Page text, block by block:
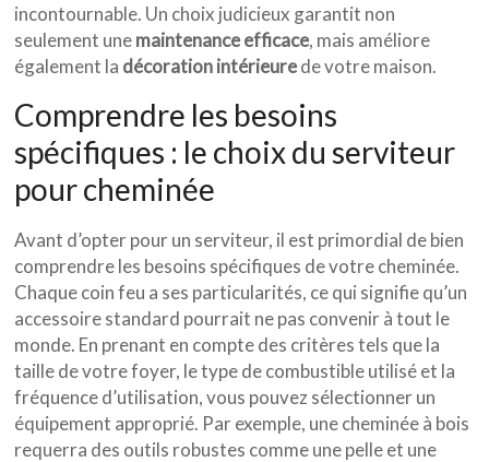
incontournable. Un choix judicieux garantit non
seulement unemaintenance efficace, mais améliore
également la décoration intérieurede votre maison.
Comprendre les besoins
spécifiques : le choix du serviteur
pour cheminée
Avant d’opter pour un serviteur, il est primordial de bien
comprendre les besoins spécifiques de votre cheminée.
Chaque coin feu a ses particularités, ce qui signifie qu’un
accessoire standard pourrait ne pas convenir à tout le
monde. En prenant en compte des critères tels que la
taille de votre foyer, le type de combustible utilisé et la
fréquence d’utilisation, vous pouvez sélectionner un
équipement approprié. Par exemple, une cheminée à bois
requerra des outils robustes comme une pelle et une